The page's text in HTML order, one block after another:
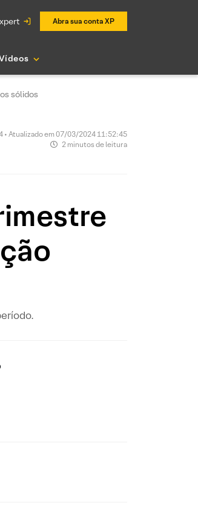
Abra sua conta XP
sólidos
Atualizado em 07/03/2024 11:52:45
2 minutos de leitura